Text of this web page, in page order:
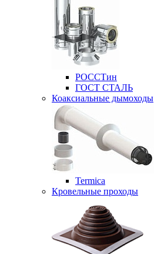
РОССТин
ГОСТ СТАЛЬ
Коаксиальные дымоходы
Termica
Кровельные проходы